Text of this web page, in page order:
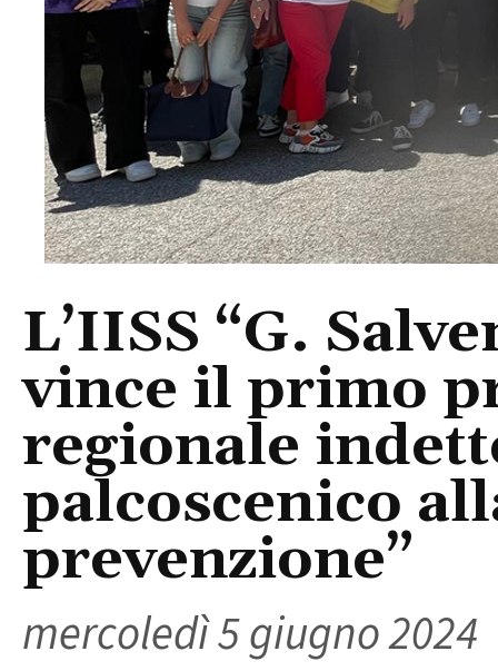
L’IISS “G.
vince il primo
regionale
palcoscenico
prevenzione”
mercoledì 5 giugno 2024